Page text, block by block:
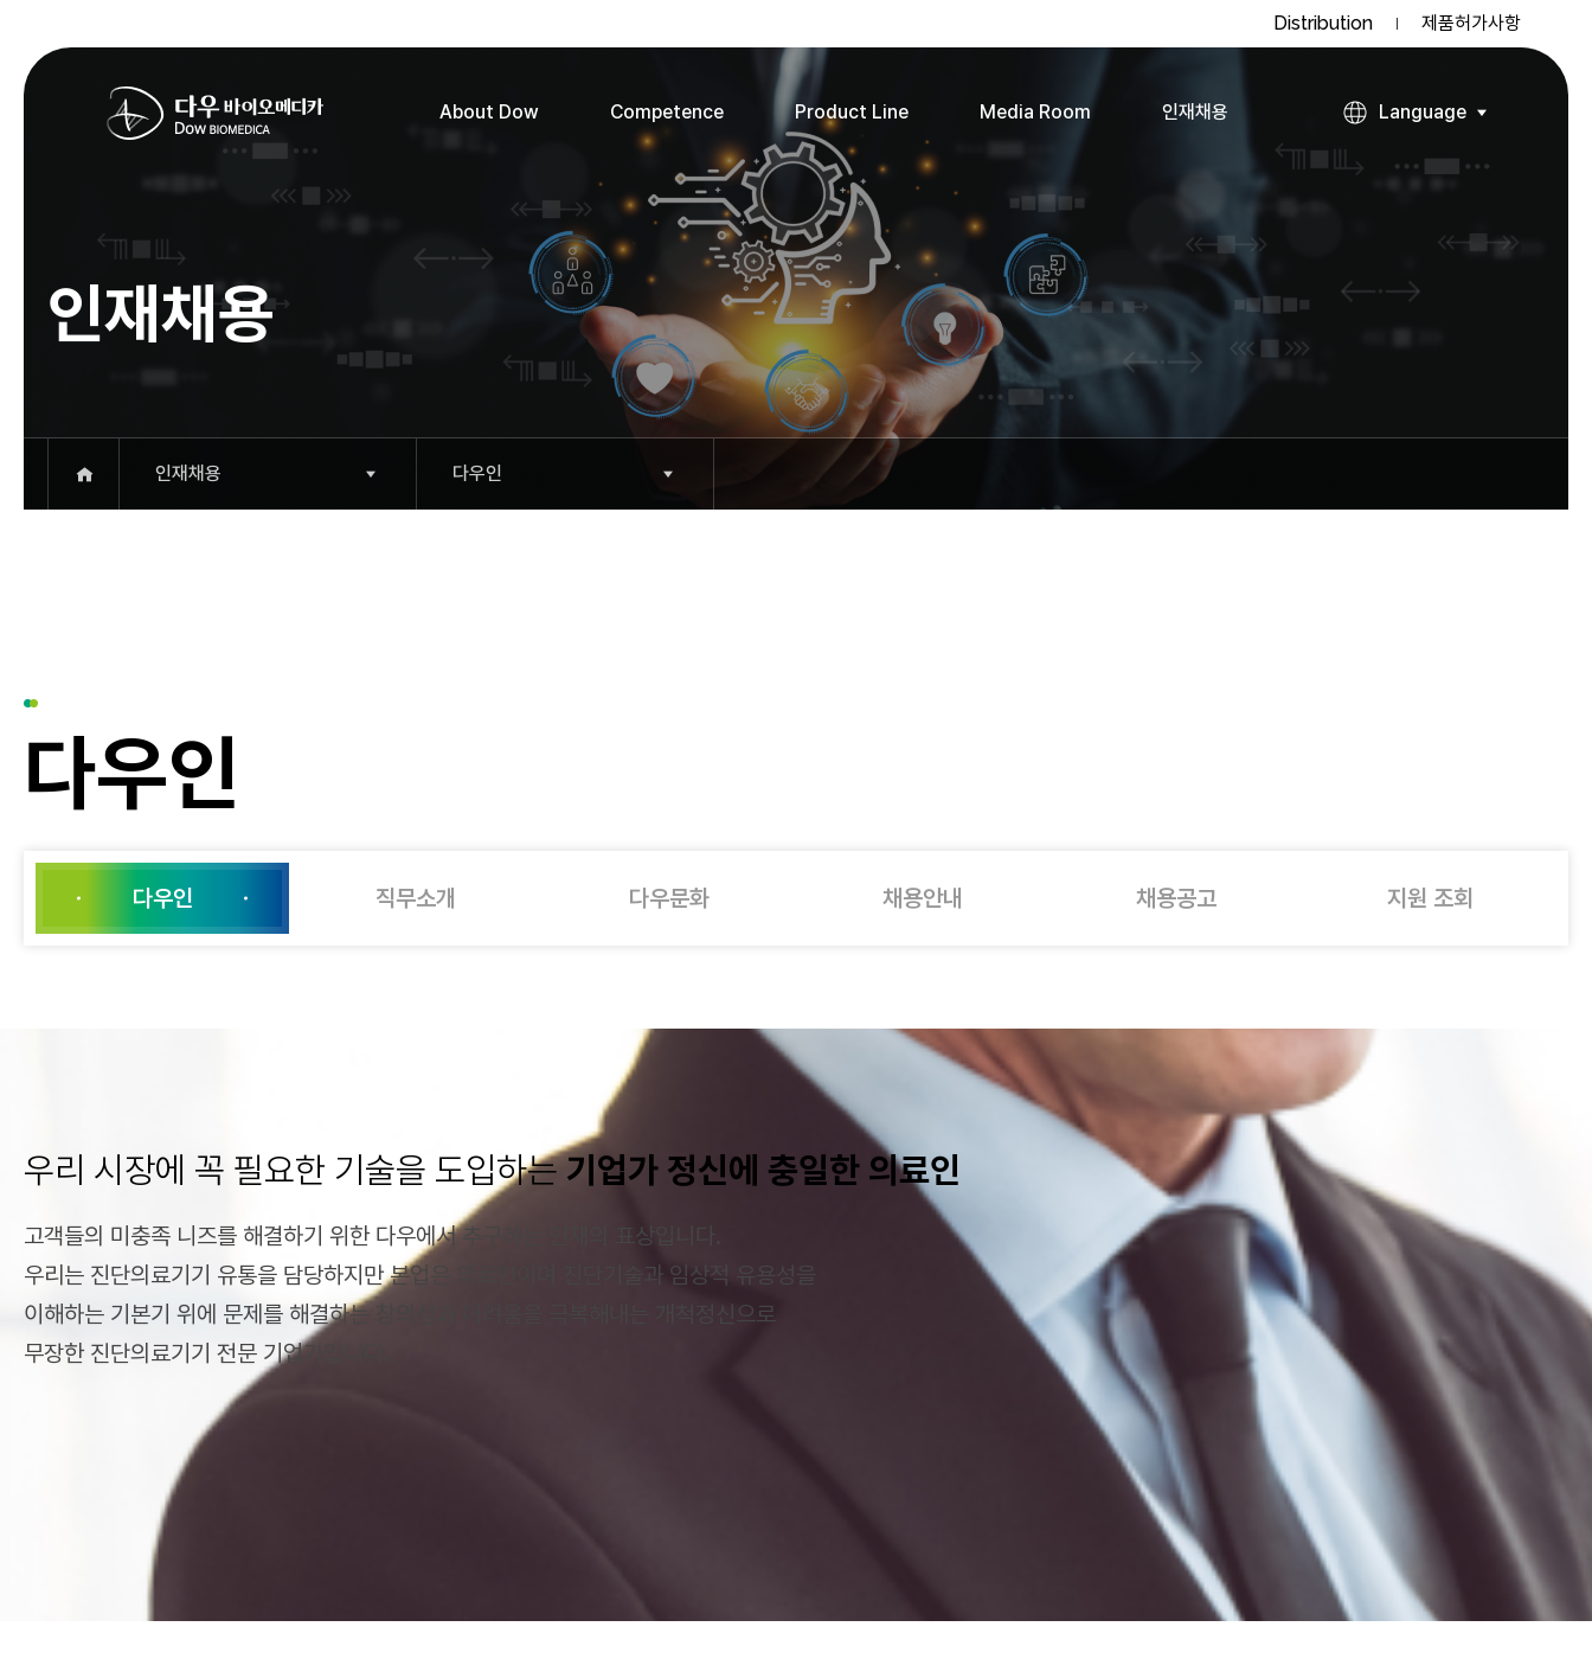
Distribution 제품허가사항
About Dow Competence Product Line Media Room 인재채용 Language
인재채용
인재채용 다우인
다우인
다우인 직무소개 다우문화 채용안내 채용공고 지원 조회
우리 시장에 꼭 필요한 기술을 도입하는기업가 정신에 충일한 의료인
고객들의 미충족 니즈를 해결하기 위한 다우에서 추구하는 인재의 표상입니다.
우리는 진단의료기기 유통을 담당하지만 본업은 의료인이며 진단기술과 임상적 유용성을
이해하는 기본기 위에 문제를 해결하는 창의성과 어려움을 극복해내는 개척정신으로
무장한 진단의료기기 전문 기업가입니다.